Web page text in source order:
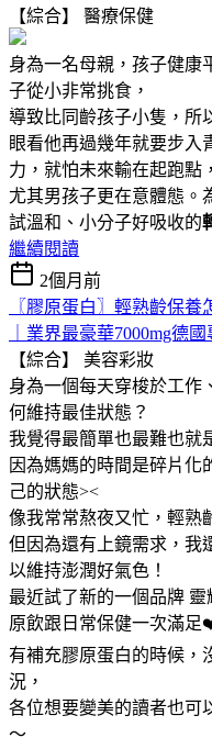
【綜合】 醫療保健
身為一名母親，孩子健康
子從小非常挑食，
導致比同齡孩子小隻，所
眼看他再過幾年就要步入
力，就怕未來輸在起跑點，
尤其男孩子更在意體態。
試溫和、小分子好吸收的
繼續閱讀
2個月前
〖膠原蛋白〗輕熟齡保
｜業界最豪華7000mg德
【綜合】 美容彩妝
身為一個每天穿梭於工作
何維持最佳狀態？
我覺得最簡單也最難也就
因為媽媽的時間是碎片化
己的狀態><
像我常常熬夜又忙，輕熟
但因為還有上鏡需求，我
以維持澎潤好氣色！
最近試了新的一個品牌
原飲跟日常保健一次滿足
有補充膠原蛋白的時候，
況，
各位想要變美的讀者也可
～